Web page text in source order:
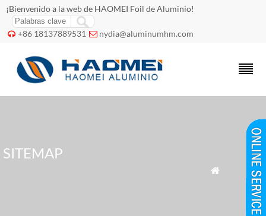
¡Bienvenido a la web de HAOMEI Foil de Aluminio!
 +86 18137889531  nydia@aluminumhm.com
SITEMAP
 » Sitemap